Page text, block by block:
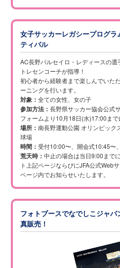
女子サッカーレガシープログ
ティバル
AC長野パルセイロ・レディースの
トレセンコーチが指導！
初心者から経験者まで楽しんでいた
ーニングを行います。
対象：全ての女性、女の子
参加方法：長野県サッカー協会公式
フォームより10月18日(水)17:00まで
場所：南長野運動公園 オリンピッ
球場
時間：受付10:00〜、開会式10:45〜
荒天時：中止の場合は当日9:00まで
ト上記ページならびにJFA公式Web
ページ内でお知らせいたします。
フォトブースでなでしこジャ
真販売！